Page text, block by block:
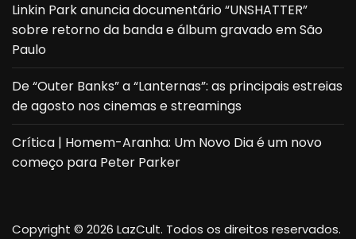
Linkin Park anuncia documentário “UNSHATTER”
sobre retorno da banda e álbum gravado em São
Paulo
De “Outer Banks” a “Lanternas”: as principais estreias
de agosto nos cinemas e streamings
Crítica | Homem-Aranha: Um Novo Dia é um novo
começo para Peter Parker
Copyright © 2026 LazCult. Todos os direitos reservados.